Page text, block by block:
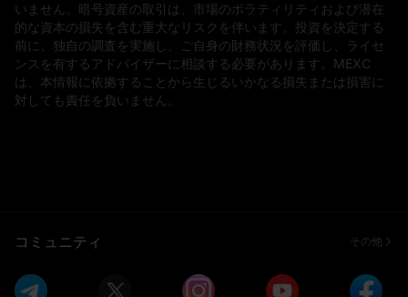
いません。暗号資産の取引は、市場のボラティリティおよび潜在
的な資本の損失を含む重大なリスクを伴います。投資を決定する
前に、独自の調査を実施し、ご自身の財務状況を評価し、ライセ
ンスを有するアドバイザーに相談する必要があります。MEXC
は、本情報に依拠することから生じるいかなる損失または損害に
対しても責任を負いません。
コミュニティ その他